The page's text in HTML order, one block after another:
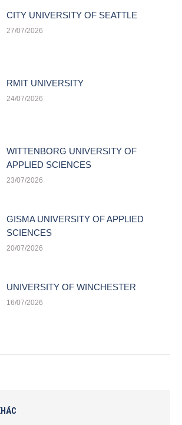
CITY UNIVERSITY OF SEATTLE
27/07/2026
RMIT UNIVERSITY
24/07/2026
WITTENBORG UNIVERSITY OF
APPLIED SCIENCES
23/07/2026
GISMA UNIVERSITY OF APPLIED
SCIENCES
20/07/2026
UNIVERSITY OF WINCHESTER
16/07/2026